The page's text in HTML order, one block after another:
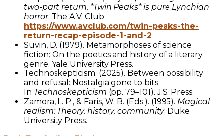
two-part return, *Twin Peaks* is pure Lynchian
horror. The A.V. Club.
https://www.avclub.com/twin-peaks-the-
return-recap-episode-1-and-2
Suvin, D. (1979). Metamorphoses of science
fiction: On the poetics and history of a literary
genre. Yale University Press.
Technoskepticism. (2025). Between possibility
and refusal: Nostalgia gone to bits.
In Technoskepticism (pp. 79–101). J.S. Press.
Zamora, L. P., & Faris, W. B. (Eds.). (1995). Magical
realism: Theory, history, community. Duke
University Press.